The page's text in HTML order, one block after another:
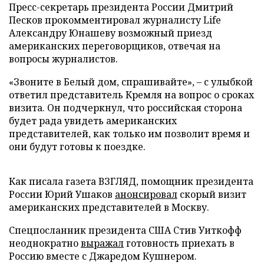
Пресс-секретарь президента России Дмитрий
Песков прокомментировал журналисту Life
Александру Юнашеву возможный приезд
американских переговорщиков, отвечая на
вопросы журналистов.
«Звоните в Белый дом, спрашивайте», – с улыбкой
ответил представитель Кремля на вопрос о сроках
визита. Он подчеркнул, что российская сторона
будет рада увидеть американских
представителей, как только им позволит время и
они будут готовы к поездке.
Как писала газета ВЗГЛЯД, помощник президента
России Юрий Ушаков анонсировал скорый визит
американских представителей в Москву.
Спецпосланник президента США Стив Уиткофф
неоднократновыражалготовность приехать в
Россию вместе с Джаредом Кушнером.